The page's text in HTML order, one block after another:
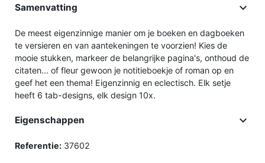
Samenvatting 
De meest eigenzinnige manier om je boeken en dagboeken
te versieren en van aantekeningen te voorzien! Kies de
mooie stukken, markeer de belangrijke pagina's, onthoud de
citaten... of fleur gewoon je notitieboekje of roman op en
geef het een thema! Eigenzinnig en eclectisch. Elk setje
heeft 6 tab-designs, elk design 10x.
Eigenschappen 
Referentie: 37602